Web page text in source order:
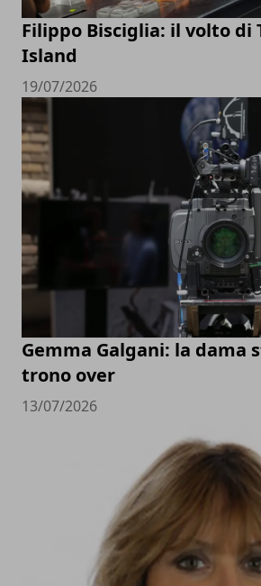
Filippo Bisciglia: il volto di
Island
19/07/2026
Gemma Galgani: la dama
trono over
13/07/2026